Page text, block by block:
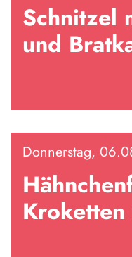
Schnitzel
und
Donnerstag,
Kroketten